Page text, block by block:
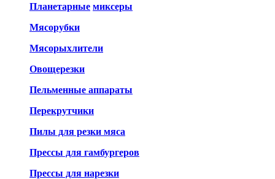
Планетарные миксеры
Мясорубки
Мясорыхлители
Овощерезки
Пельменные аппараты
Перекрутчики
Пилы для резки мяса
Прессы для гамбургеров
Прессы для нарезки